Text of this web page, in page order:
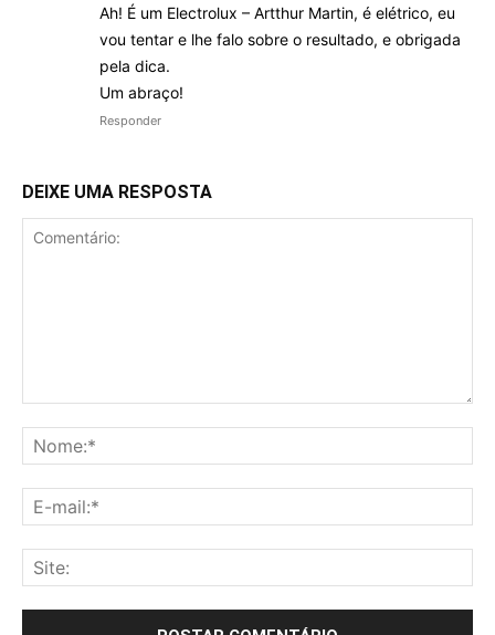
Ah! É um Electrolux – Artthur Martin, é elétrico, eu
vou tentar e lhe falo sobre o resultado, e obrigada
pela dica.
Um abraço!
Responder
DEIXE UMA RESPOSTA